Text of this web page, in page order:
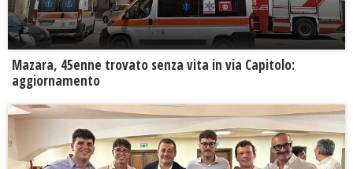
Mazara, 45enne trovato senza vita in via Capitolo:
aggiornamento